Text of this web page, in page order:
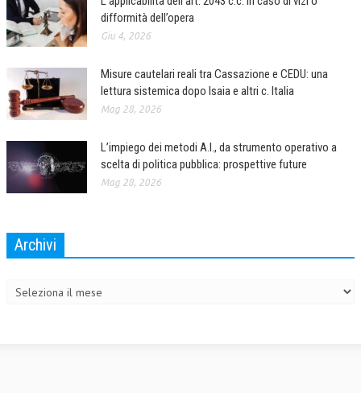
DIRITTO
DIRITTO PENALE D’IMPRESA
DIRITTO DEL WEB
DIRITTO DELLE IMPRESE IN CRISI
CRIMINOLOGIA E CRIMINALISTICA
SICUREZZA SUL LAVORO
DIRITTO TRIBUTARIO
difformità dell’opera
Giu 4, 2026
Misure cautelari reali tra Cassazione e CEDU: una
lettura sistemica dopo Isaia e altri c. Italia
Mag 28, 2026
L’impiego dei metodi A.I., da strumento operativo a
scelta di politica pubblica: prospettive future
Mag 28, 2026
Archivi